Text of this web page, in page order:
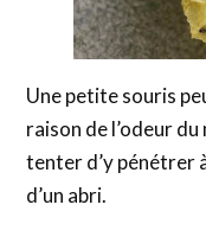
Une petite souris
raison de l’odeur
tenter d’y pénétrer
d’un abri.